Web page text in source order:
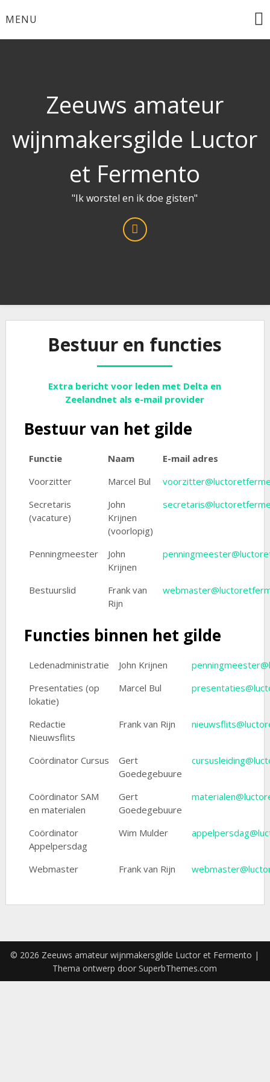
naar
MENU
Zeeuws amateur
wijnmakersgilde Luctor
et Fermento
"Ik worstel en ik doe gisten"
Bestuur en functies
Extra bericht voor leden met Delta en
Zeelandnet als e-mail provider
Bestuur van het gilde
Functie Naam
E-mail adres
Voorzitter
Marcel Bul
Secretaris
(vacature)
John
Krijnen
(voorlopig)
Penningmeester
John
Krijnen
Bestuurslid
Frank van
Rijn
Functies binnen het gilde
Ledenadministratie John Krijnen
Presentaties (op
lokatie)
Marcel Bul
Redactie
Nieuwsflits
Frank van Rijn
Coördinator Cursus
Gert
Goedegebuure
Coördinator SAM
en materialen
Gert
Goedegebuure
Coördinator
Appelpersdag
Wim Mulder
Webmaster Frank van Rijn
© 2026 Zeeuws amateur wijnmakersgilde Luctor et Fermento |
Thema ontwerp doorSuperbThemes.com